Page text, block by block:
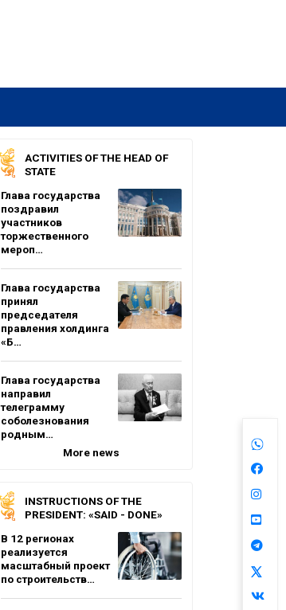
ACTIVITIES OF THE HEAD OF
STATE
Глава государства
поздравил
участников
торжественного
мероп…
Глава государства
принял
председателя
правления холдинга
«Б…
Глава государства
направил
телеграмму
соболезнования
родным…
More news
INSTRUCTIONS OF THE
PRESIDENT: «SAID - DONE»
В 12 регионах
реализуется
масштабный проект
по строительств…